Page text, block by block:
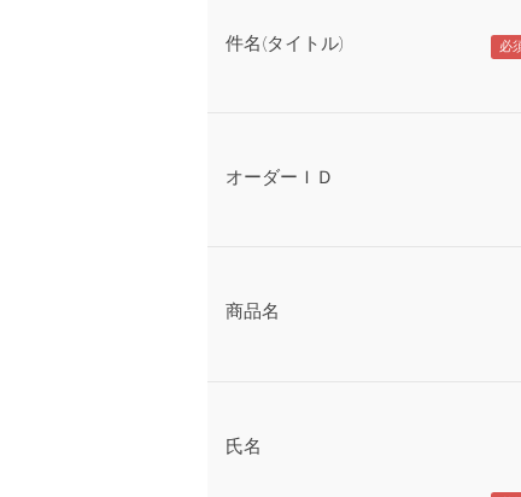
件名(タイトル)
オーダーＩＤ
商品名
氏名